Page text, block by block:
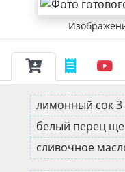
лимонный сок 3
белый перец
сливочное